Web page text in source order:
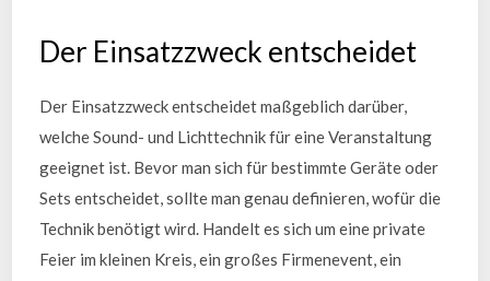
Der Einsatzzweck entscheidet
Der Einsatzzweck entscheidet maßgeblich darüber,
welche Sound- und Lichttechnik für eine Veranstaltung
geeignet ist. Bevor man sich für bestimmte Geräte oder
Sets entscheidet, sollte man genau definieren, wofür die
Technik benötigt wird. Handelt es sich um eine private
Feier im kleinen Kreis, ein großes Firmenevent, ein